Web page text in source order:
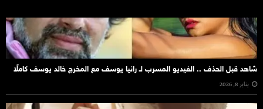
شاهد قبل الحذف .. الفيديو المسرب لـ رانيا يوسف مع المخرج خالد يوسف كاملًا
يناير 8, 2026